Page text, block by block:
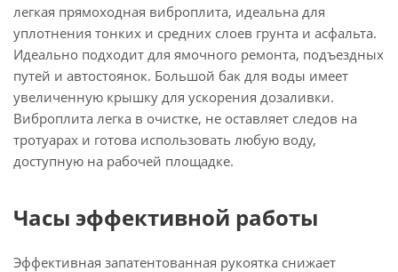
легкая прямоходная виброплита, идеальна для
уплотнения тонких и средних слоев грунта и асфальта.
Идеально подходит для ямочного ремонта, подъездных
путей и автостоянок. Большой бак для воды имеет
увеличенную крышку для ускорения дозаливки.
Виброплита легка в очистке, не оставляет следов на
тротуарах и готова использовать любую воду,
доступную на рабочей площадке.
Часы эффективной работы
Эффективная запатентованная рукоятка снижает